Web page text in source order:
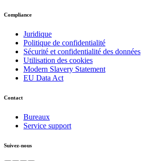
Compliance
Juridique
Politique de confidentialité
Sécurité et confidentialité des données
Utilisation des cookies
Modern Slavery Statement
EU Data Act
Contact
Bureaux
Service support
Suivez-nous